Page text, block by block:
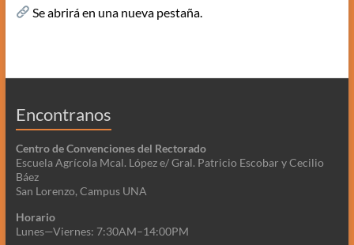
Se abrirá en una nueva pestaña.
Encontranos
Centro de Convenciones del Rectorado
Escuela Agrícola Mcal. López e/ Gral. Patricio Escobar y Cecilio
Báez
San Lorenzo, Campus UNA
Horario
Lunes—Viernes: 7:30AM–14:00PM